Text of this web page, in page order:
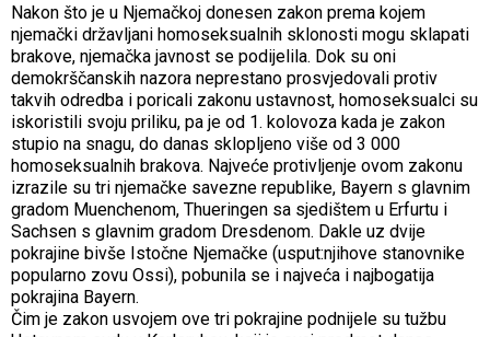
Nakon što je u Njemačkoj donesen zakon prema kojem
njemački državljani homoseksualnih sklonosti mogu sklapati
brakove, njemačka javnost se podijelila. Dok su oni
demokrščanskih nazora neprestano prosvjedovali protiv
takvih odredba i poricali zakonu ustavnost, homoseksualci su
iskoristili svoju priliku, pa je od 1. kolovoza kada je zakon
stupio na snagu, do danas sklopljeno više od 3 000
homoseksualnih brakova. Najveće protivljenje ovom zakonu
izrazile su tri njemačke savezne republike, Bayern s glavnim
gradom Muenchenom, Thueringen sa sjedištem u Erfurtu i
Sachsen s glavnim gradom Dresdenom. Dakle uz dvije
pokrajine bivše Istočne Njemačke (usput:njihove stanovnike
popularno zovu Ossi), pobunila se i najveća i najbogatija
pokrajina Bayern.
Čim je zakon usvojem ove tri pokrajine podnijele su tužbu